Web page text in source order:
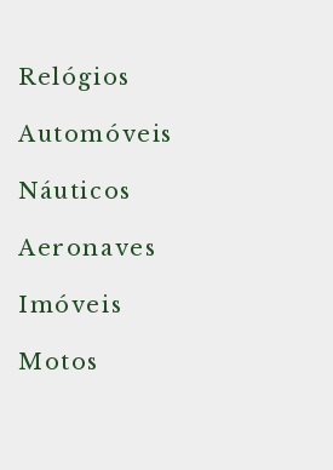
Relógios
Automóveis
Náuticos
Aeronaves
Imóveis
Motos